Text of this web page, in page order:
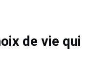
de vie qui